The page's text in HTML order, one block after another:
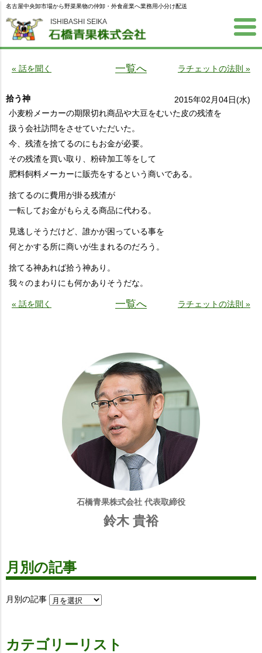
ISHIBASHI SEIKA
名古屋中央卸市場から野菜果物の仲卸・外食産業へ業務用小分け配送
« 話を聞く 一覧へ ラチェットの法則 »
拾う神
2015年02月04日(水)
小麦粉メーカーの期限切れ商品や大豆をむいた皮の残渣を
扱う会社訪問をさせていただいた。
今、残渣を捨てるのにもお金が必要。
その残渣を買い取り、粉砕加工等をして
肥料飼料メーカーに販売をするという商いである。
捨てるのに費用が掛る残渣が
一転してお金がもらえる商品に代わる。
見逃しそうだけど、誰かが困っている事を
何とかする所に商いが生まれるのだろう。
捨てる神あれば拾う神あり。
我々のまわりにも何かありそうだな。
« 話を聞く 一覧へ ラチェットの法則 »
石橋青果株式会社 代表取締役
鈴木 貴裕
月別の記事
月別の記事
カテゴリーリスト